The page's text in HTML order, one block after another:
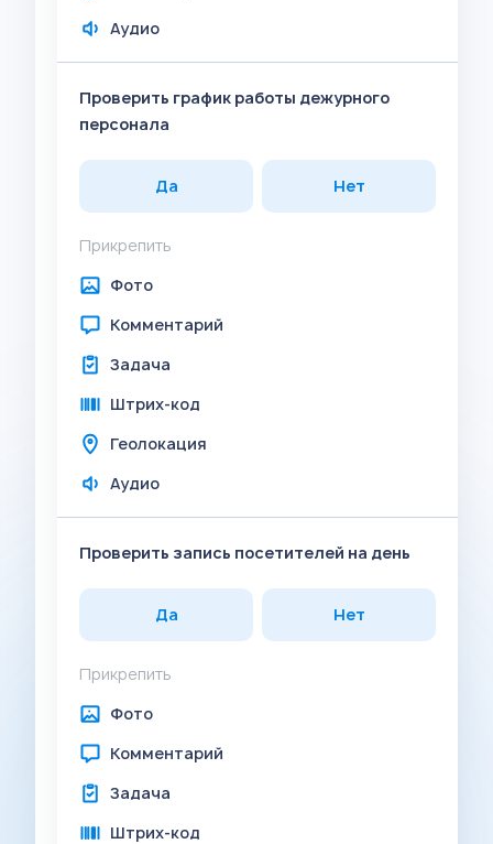
Аудио
Проверить график работы дежурного
персонала
Да Нет
Прикрепить
Фото
Комментарий
Задача
Штрих-код
Геолокация
Аудио
Проверить запись посетителей на день
Да Нет
Прикрепить
Фото
Комментарий
Задача
Штрих-код